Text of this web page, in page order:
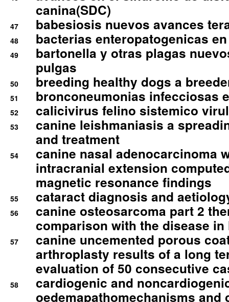
canina(SDC)
47 babesiosis nuevos avances
48 bacterias enteropatogenicas
49
bartonella y otras plagas
pulgas
50 breeding healthy dogs a
51 bronconeumonias infecciosas
52 calicivirus felino sistemico
53
canine leishmaniasis a
and treatment
54
canine nasal adenocarcinoma
intracranial extension
magnetic resonance findings
55 cataract diagnosis and
56
canine osteosarcoma part 2
comparison with the disease in
57
canine uncemented porous
arthroplasty results of a long
evaluation of 50 consecutive
58
cardiogenic and
oedemapathomechanisms and